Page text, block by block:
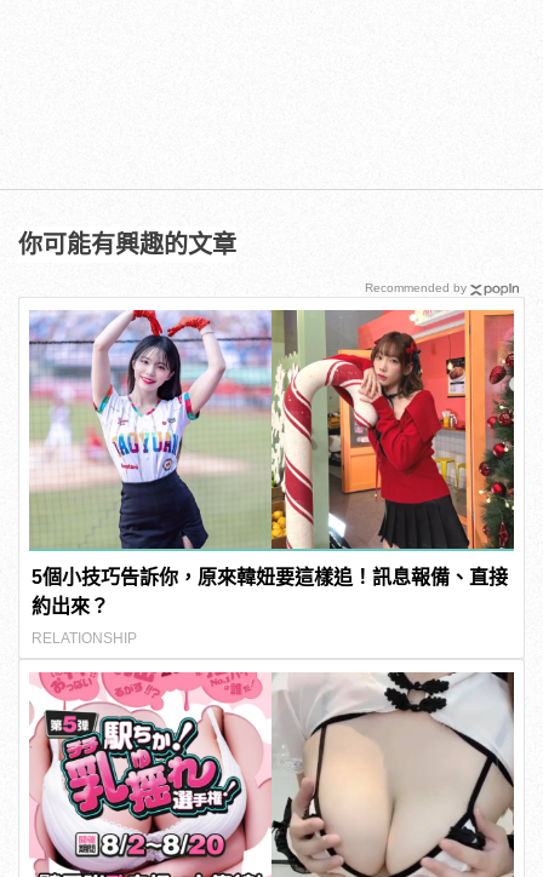
你可能有興趣的文章
5個小技巧告訴你，原來韓妞要這樣追！訊息報備、直接
約出來？
RELATIONSHIP
Recommended by